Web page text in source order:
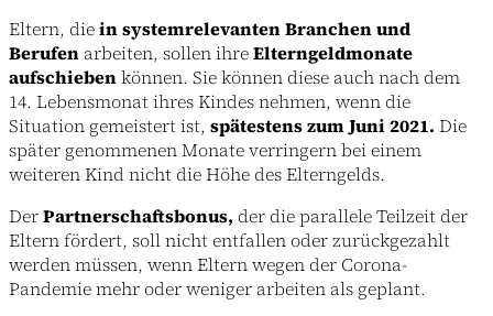
Eltern, diein systemrelevanten Branchen und
Berufen arbeiten, sollen ihreElterngeldmonate
aufschiebenkönnen. Sie können diese auch nach dem
14. Lebensmonat ihres Kindes nehmen, wenn die
Situation gemeistert ist, spätestens zum Juni 2021. Die
später genommenen Monate verringern bei einem
weiteren Kind nicht die Höhe des Elterngelds.
DerPartnerschaftsbonus, der die parallele Teilzeit der
Eltern fördert, soll nicht entfallen oder zurückgezahlt
werden müssen, wenn Eltern wegen der Corona-
Pandemie mehr oder weniger arbeiten als geplant.